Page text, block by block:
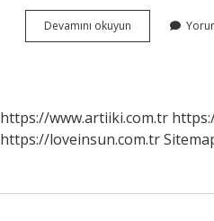
Devamını okuyun
Elt
https://www.artiiki.com.tr
https://loveinsun.com.tr